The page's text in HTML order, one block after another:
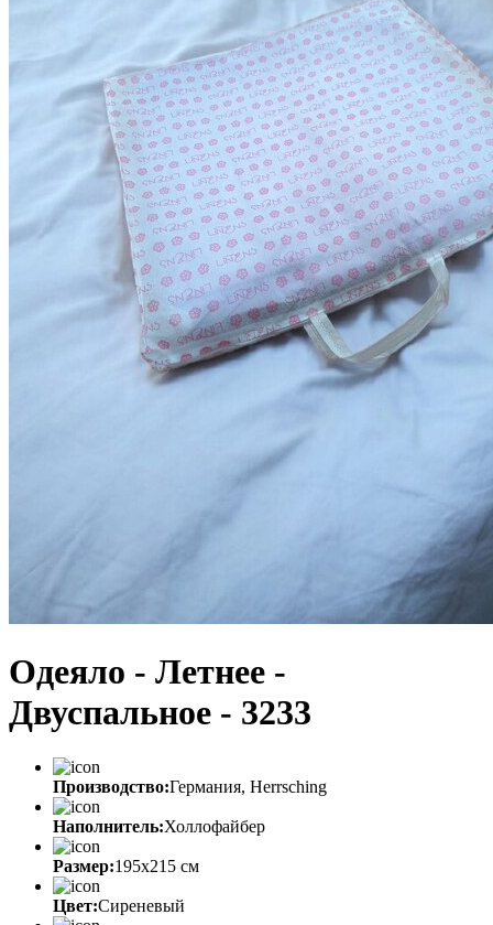
Одеяло - Летнее -
Двуспальное - 3233
Производство:Германия, Herrsching
Наполнитель:Холлофайбер
Размер:195х215 см
Цвет:Сиреневый